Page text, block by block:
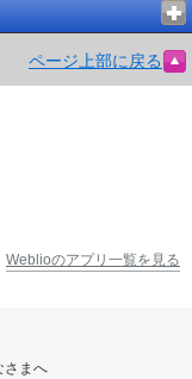
ページ上部に戻る
Weblioのアプリ一覧を見る
さまへ